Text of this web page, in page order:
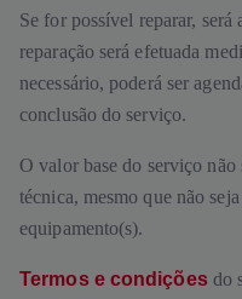
Se for possível reparar, será
reparação será efetuada
necessário, poderá ser
conclusão do serviço.
O valor base do serviço não
técnica, mesmo que não
equipamento(s).
Termos e condiçõesdo